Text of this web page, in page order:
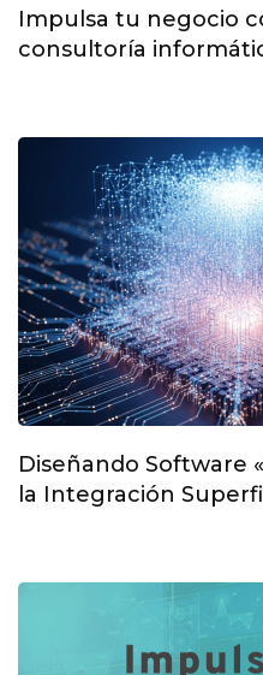
Impulsa tu negocio
consultoría
Diseñando Software
la Integración